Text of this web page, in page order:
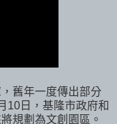
舊年一度傳出部分
10日，基隆市政府和
規劃為文創園區。